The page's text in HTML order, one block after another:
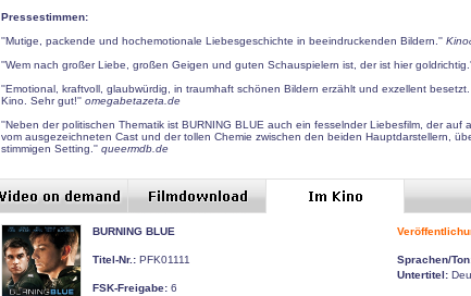
Pressestimmen:
''Mutige, packende und hochemotionale Liebesgeschichte in beeindruckenden Bildern.''
''Wem nach großer Liebe, großen Geigen und guten Schauspielern ist, der ist hier
''Emotional, kraftvoll, glaubwürdig, in traumhaft schönen Bildern erzählt und exzellent
Kino. Sehr gut!'' omegabetazeta.de
''Neben der politischen Thematik ist BURNING BLUE auch ein fesselnder Liebesfilm, der
vom ausgezeichneten Cast und der tollen Chemie zwischen den beiden Hauptdarstellern,
stimmigen Setting.'' queermdb.de
BURNING BLUE
Titel-Nr.: PFK01111
FSK-Freigabe: 6
Sprachen/
Untertitel: